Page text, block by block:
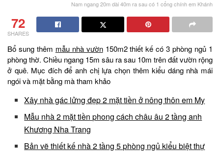
Nam ngang 20m dài 40m ra sau có 1 cổng chính em Khánh
72
SHARES
Bổ sung thêm mẫu nhà vườn150m2 thiết kế có 3 phòng ngủ 1
phòng thờ. Chiều ngang 15m sâu ra sau 10m trên đất vườn rộng
ở quê. Mục đích để anh chị lựa chọn thêm kiểu dáng nhà mái
ngói và mặt bằng mà tham khảo
Xây nhà gác lửng đẹp 2 mặt tiền ở nông thôn em My
Mẫu nhà 2 mặt tiền phong cách châu âu 2 tầng anh
Khương Nha Trang
Bản vẽ thiết kế nhà 2 tầng 5 phòng ngủ kiểu biệt thự